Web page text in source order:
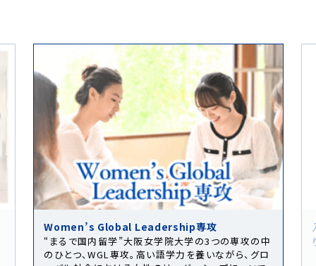
入試のこと、学びのこと、受験生のための情報が盛
りだくさん！